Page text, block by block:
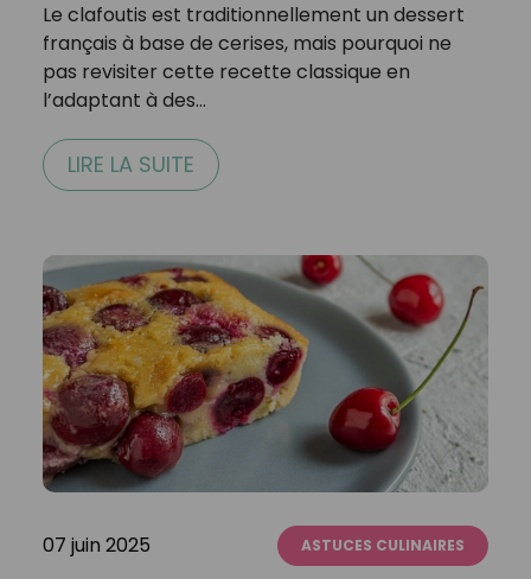
Le clafoutis est traditionnellement un dessert
français à base de cerises, mais pourquoi ne
pas revisiter cette recette classique en
l’adaptant à des…
LIRE LA SUITE
07 juin 2025 ASTUCES CULINAIRES